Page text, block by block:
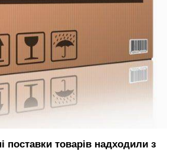
поставки товарів надходили з